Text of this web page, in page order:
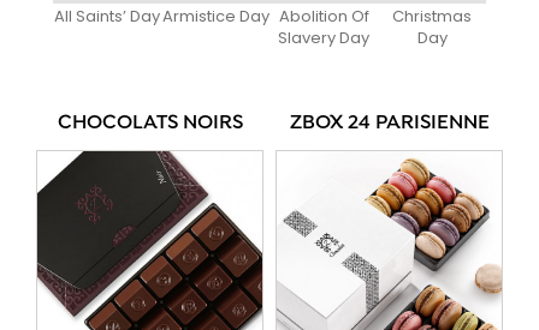
All Saints’ DayArmistice Day Abolition Of
Slavery Day
Christmas
Day
CHOCOLATS NOIRS ZBOX 24 PARISIENNE